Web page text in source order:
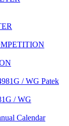
Patek
/ WG